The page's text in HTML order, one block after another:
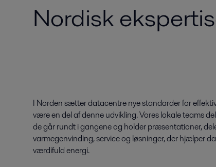
Nordisk
I Norden sætter datacentre nye standarder for
være en del af denne udvikling. Vores lokale teams
de går rundt i gangene og holder præsentationer,
varmegenvinding, service og løsninger, der hjælper
værdifuld energi.